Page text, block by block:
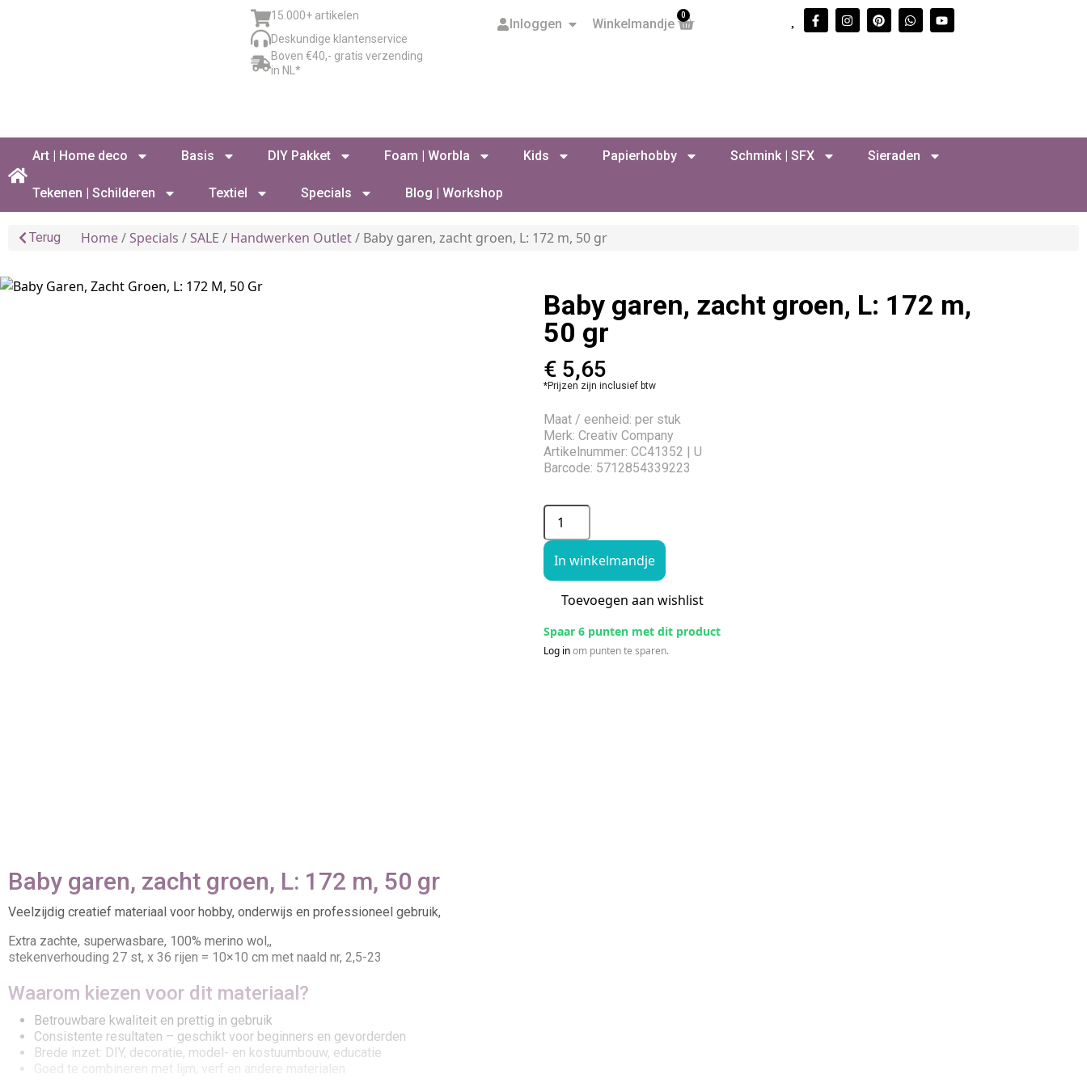
15.000+ artikelen
Deskundige klantenservice
Boven €40,- gratis verzending
in NL*
Inloggen Winkelmandje
0
Art | Home deco Basis DIY Pakket Foam | Worbla Kids Papierhobby Schmink | SFX Sieraden
Tekenen | Schilderen Textiel Specials Blog | Workshop
Terug Home/Specials /SALE / Handwerken Outlet/ Baby garen, zacht groen, L: 172 m, 50 gr
Baby garen, zacht groen, L: 172 m,
50 gr
€ 5,65
*Prijzen zijn inclusief btw
Maat / eenheid: per stuk
Merk: Creativ Company
Artikelnummer: CC41352 | U
Barcode: 5712854339223
In winkelmandje
Toevoegen aan wishlist
Spaar 6 punten met dit product
Log inom punten te sparen.
Baby garen, zacht groen, L: 172 m, 50 gr
Veelzijdig creatief materiaal voor hobby, onderwijs en professioneel gebruik,
Extra zachte, superwasbare, 100% merino wol,,
stekenverhouding 27 st, x 36 rijen = 10×10 cm met naald nr, 2,5-23
Waarom kiezen voor dit materiaal?
Betrouwbare kwaliteit en prettig in gebruik
Consistente resultaten – geschikt voor beginners en gevorderden
Brede inzet: DIY, decoratie, model- en kostuumbouw, educatie
Goed te combineren met lijm, verf en andere materialen